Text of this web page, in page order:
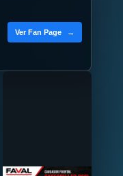
Ver Fan Page →